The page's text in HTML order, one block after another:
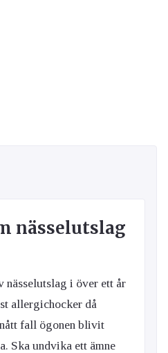
nässelutslag
nässelutslag i över ett år
allergichocker då
fall ögonen blivit
Ska undvika ett ämne